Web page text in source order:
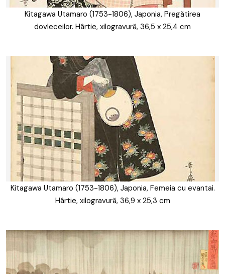
Kitagawa Utamaro (1753-1806), Japonia, Pregătirea
dovleceilor. Hârtie, xilogravură, 36,5 x 25,4 cm
Kitagawa Utamaro (1753-1806), Japonia, Femeia cu evantai.
Hârtie, xilogravură, 36,9 x 25,3 cm